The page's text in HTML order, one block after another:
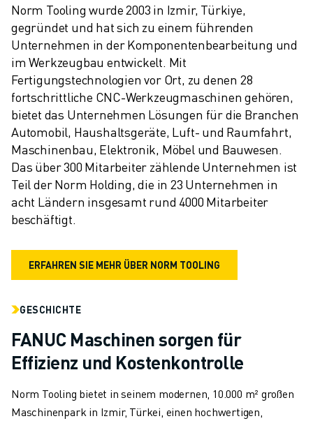
Norm Tooling wurde 2003 in Izmir, Türkiye,
gegründet und hat sich zu einem führenden
Unternehmen in der Komponentenbearbeitung und
im Werkzeugbau entwickelt. Mit
Fertigungstechnologien vor Ort, zu denen 28
fortschrittliche CNC-Werkzeugmaschinen gehören,
bietet das Unternehmen Lösungen für die Branchen
Automobil, Haushaltsgeräte, Luft- und Raumfahrt,
Maschinenbau, Elektronik, Möbel und Bauwesen.
Das über 300 Mitarbeiter zählende Unternehmen ist
Teil der Norm Holding, die in 23 Unternehmen in
acht Ländern insgesamt rund 4000 Mitarbeiter
beschäftigt.
ERFAHREN SIE MEHR ÜBER NORM TOOLING
GESCHICHTE
FANUC Maschinen sorgen für
Effizienz und Kostenkontrolle
Norm Tooling bietet in seinem modernen, 10.000 m² großen
Maschinenpark in Izmir, Türkei, einen hochwertigen,